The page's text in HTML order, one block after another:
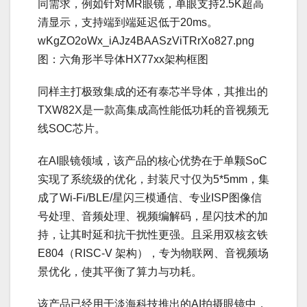
同需求，例如针对MR眼镜，单眼支持2.5K超高
清显示，支持端到端延迟低于20ms。
wKgZO2oWx_iAJz4BAASzViTRrXo827.png
图：六角形半导体HX77xx架构框图
同样主打极致集成的还有泰芯半导体，其推出的
TXW82X是一款高集成高性能低功耗的音视频无
线SOC芯片。
在AI眼镜领域，该产品的核心优势在于单颗SoC
实现了系统级的优化，封装尺寸仅为5*5mm，集
成了Wi-Fi/BLE/星闪三模通信、专业ISP图像信
号处理、音频处理、视频编解码，星闪技术的加
持，让其时延和抗干扰性更强。且采用双核玄铁
E804（RISC-V 架构），专为物联网、音视频场
景优化，使其平衡了算力与功耗。
该产品已经用于淡海科技推出的AI拍摄眼镜中，